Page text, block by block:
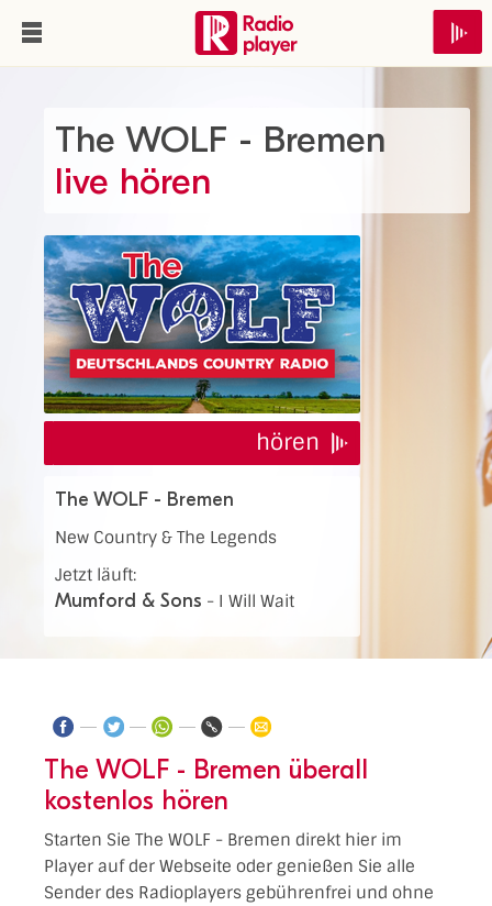
The WOLF - Bremen
live hören
hören
The WOLF - Bremen
New Country & The Legends
Jetzt läuft:
Mumford & Sons - I Will Wait
The WOLF - Bremen überall
kostenlos hören
Starten Sie The WOLF - Bremen direkt hier im
Player auf der Webseite oder genießen Sie alle
Sender des Radioplayers gebührenfrei und ohne